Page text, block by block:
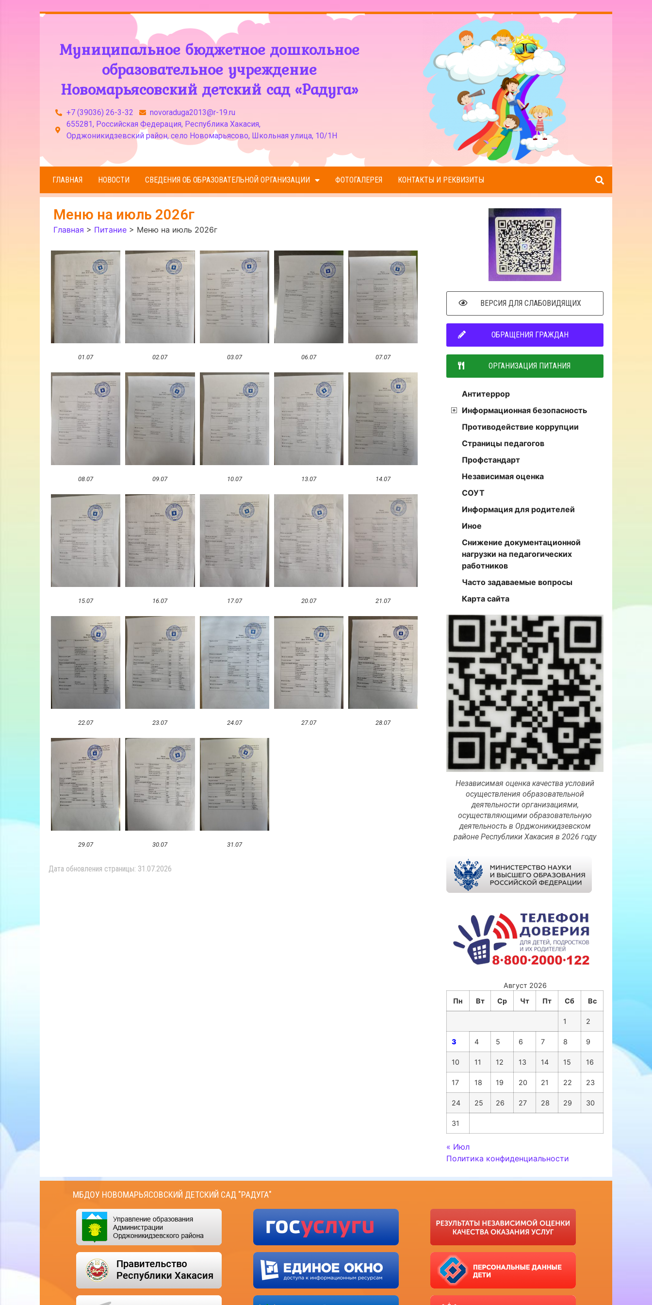
Муниципальное бюджетное дошкольное
образовательное учреждение
Новомарьясовский детский сад «Радуга»
+7 (39036) 26-3-32
novoraduga2013@r-19.ru
655281, Российская Федерация, Республика Хакасия,
Орджоникидзевский район, село Новомарьясово, Школьная улица, 10/1Н
ГЛАВНАЯ НОВОСТИ СВЕДЕНИЯ ОБ ОБРАЗОВАТЕЛЬНОЙ ОРГАНИЗАЦИИ ФОТОГАЛЕРЕЯ КОНТАКТЫ И РЕКВИЗИТЫ
Меню на июль 2026г
Главная > Питание > Меню на июль 2026г
01.07 02.07 03.07 06.07 07.07
08.07 09.07 10.07 13.07 14.07
15.07 16.07 17.07 20.07 21.07
22.07 23.07 24.07 27.07 28.07
29.07 30.07 31.07
Дата обновления страницы: 31.07.2026
ВЕРСИЯ ДЛЯ СЛАБОВИДЯЩИХ
ОБРАЩЕНИЯ ГРАЖДАН
ОРГАНИЗАЦИЯ ПИТАНИЯ
Антитеррор
Информационная безопасность
Противодействие коррупции
Страницы педагогов
Профстандарт
Независимая оценка
СОУТ
Информация для родителей
Иное
Снижение документационной
нагрузки на педагогических
работников
Часто задаваемые вопросы
Карта сайта
Независимая оценка качества условий
осуществления образовательной
деятельности организациями,
осуществляющими образовательную
деятельность в Орджоникидзевском
районе Республики Хакасия в 2026 году
Август 2026
Пн
Вт Ср Чт Пт Сб Вс
1 2
3 4 5 6 7 8 9
10 11 12 13 14 15 16
17 18 19 20 21 22 23
24 25 26 27 28 29 30
31
« Июл
Политика конфиденциальности
МБДОУ НОВОМАРЬЯСОВСКИЙ ДЕТСКИЙ САД "РАДУГА"